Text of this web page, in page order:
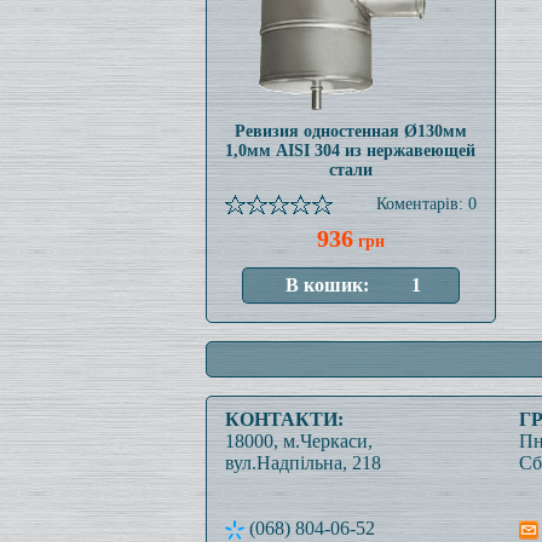
Ревизия одностенная Ø130мм
1,0мм AISI 304 из нержавеющей
стали
Коментарів: 0
936грн
КОНТАКТИ:
18000, м.Черкаси,
вул.Надпільна, 218
(068) 804-06-52